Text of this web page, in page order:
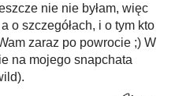
nie nie byłam, więc
o szczegółach, i o tym kto
zaraz po powrocie ;) W
na mojego snapchata